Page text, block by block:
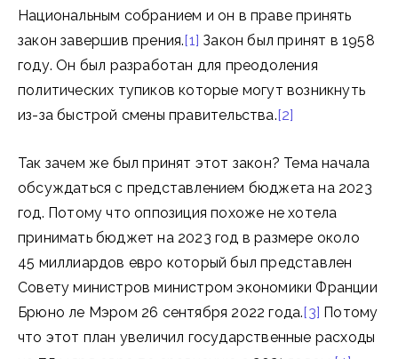
Национальным собранием и он в праве принять
закон завершив прения.[1] Закон был принят в 1958
году. Он был разработан для преодоления
политических тупиков которые могут возникнуть
из-за быстрой смены правительства.[2]
Так зачем же был принят этот закон? Тема начала
обсуждаться с представлением бюджета на 2023
год. Потому что оппозиция похоже не хотела
принимать бюджет на 2023 год в размере около
45 миллиардов евро который был представлен
Совету министров министром экономики Франции
Брюно ле Мэром 26 сентября 2022 года.[3] Потому
что этот план увеличил государственные расходы